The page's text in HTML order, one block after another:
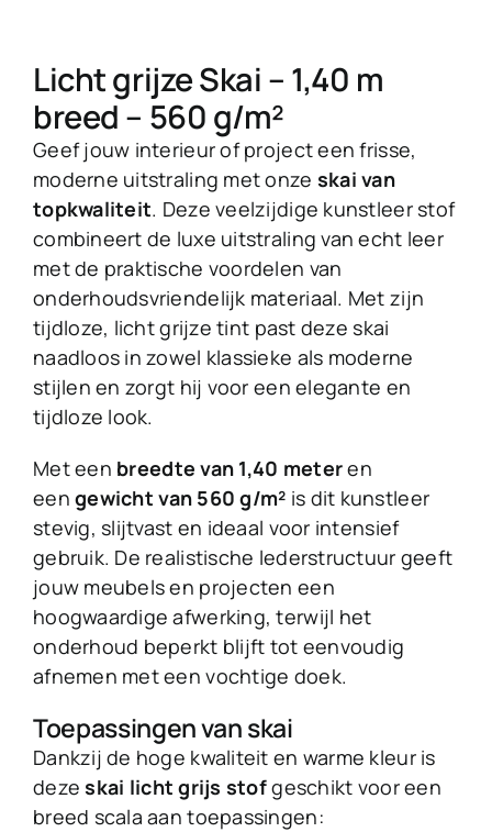
Licht grijze Skai – 1,40 m
breed – 560 g/m²
Geef jouw interieur of project een frisse,
moderne uitstraling met onze skai van
topkwaliteit. Deze veelzijdige kunstleer stof
combineert de luxe uitstraling van echt leer
met de praktische voordelen van
onderhoudsvriendelijk materiaal. Met zijn
tijdloze, licht grijze tint past deze skai
naadloos in zowel klassieke als moderne
stijlen en zorgt hij voor een elegante en
tijdloze look.
Met een breedte van 1,40 meteren
eengewicht van 560 g/m² is dit kunstleer
stevig, slijtvast en ideaal voor intensief
gebruik. De realistische lederstructuur geeft
jouw meubels en projecten een
hoogwaardige afwerking, terwijl het
onderhoud beperkt blijft tot eenvoudig
afnemen met een vochtige doek.
Toepassingen van skai
Dankzij de hoge kwaliteit en warme kleur is
deze skai licht grijs stofgeschikt voor een
breed scala aan toepassingen: